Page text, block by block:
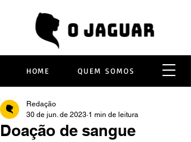
HOME QUEM SOMOS
Doação de sangue
Redação
30 de jun. de 2023 1 min de leitura